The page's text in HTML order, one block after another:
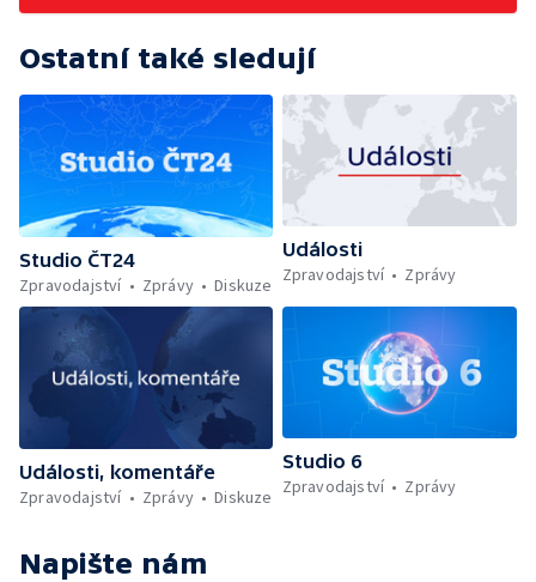
Ostatní také sledují
Studio ČT24
Zpravodajství
Zprávy Diskuze
Události
Zpravodajství
Zprávy
Události, komentáře
Zpravodajství
Zprávy Diskuze
Studio 6
Zpravodajství
Zprávy
Napište nám